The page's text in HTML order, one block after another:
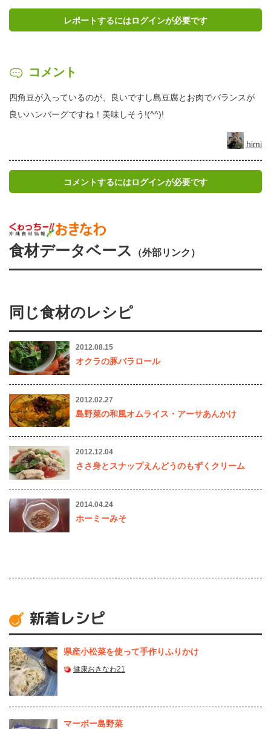
レポートするにはログインが必要です
コメント
四角豆が入っているのが、良いですし島豆腐とお肉でバランスが
良いハンバーグですね！美味しそう!(^^)!
himi
コメントするにはログインが必要です
食材データベース （外部リンク）
同じ食材のレシピ
2012.08.15
オクラの豚バラロール
2012.02.27
島野菜の和風オムライス・アーサあんかけ
2012.12.04
ささ身とスナップえんどうのもずくクリーム
2014.04.24
ホーミーみそ
新着レシピ
県産⼩松菜を使って⼿作りふりかけ
健康おきなわ21
マーボー島野菜